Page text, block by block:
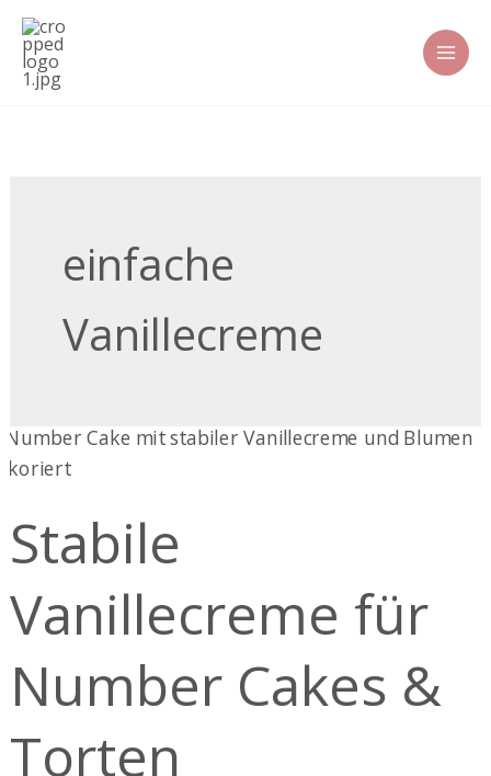
Zum
Inhalt
springen
einfache
Vanillecreme
Stabile
Vanillecreme für
Number Cakes &
Torten
Stabile
Vanillecreme
Number
Cakes
Torten